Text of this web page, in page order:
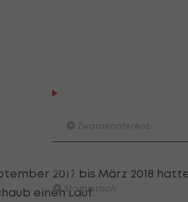
Knett
Stammtisch
2017 bis März 2018
einen Lauf.